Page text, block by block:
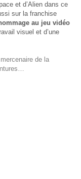
et d’Alien dans ce
sur la franchise
au jeu vidéo
visuel et d’une
de la